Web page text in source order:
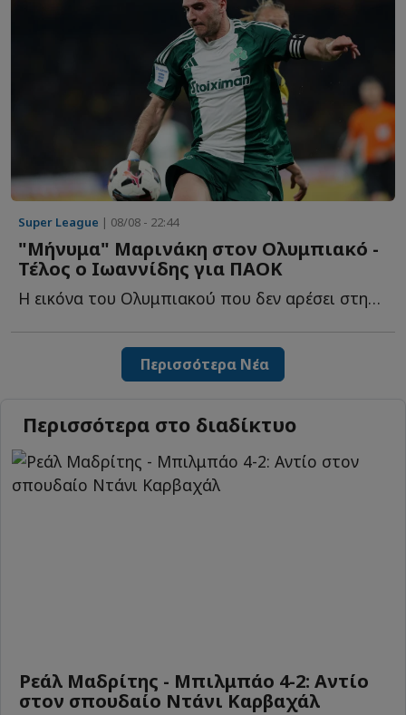
Super League | 08/08 - 22:44
"Μήνυμα" Μαρινάκη στον Ολυμπιακό -
Τέλος ο Ιωαννίδης για ΠΑΟΚ
Η εικόνα του Ολυμπιακού που δεν αρέσει στην διοίκηση, τ...
Περισσότερα Νέα
Περισσότερα στο διαδίκτυο
Ρεάλ Μαδρίτης - Μπιλμπάο 4-2: Αντίο
στον σπουδαίο Ντάνι Καρβαχάλ